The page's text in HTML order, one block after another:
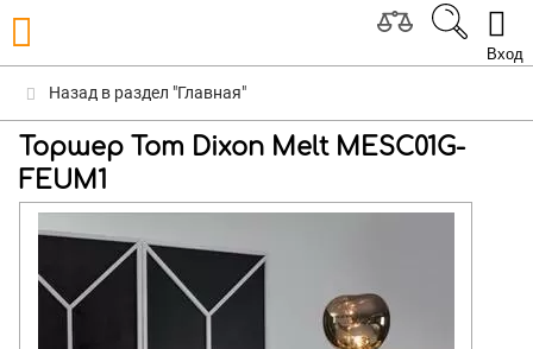
Вход
Назад в раздел "Главная"
Торшер Tom Dixon Melt MESC01G-
FEUM1